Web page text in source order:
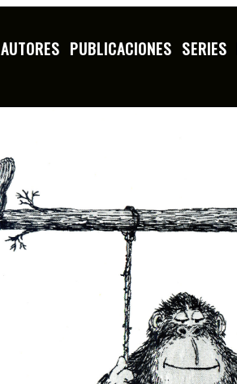
AUTORES PUBLICACIONES SERIES